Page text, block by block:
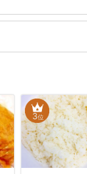
3位